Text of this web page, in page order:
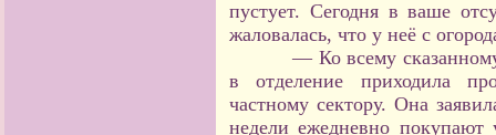
пустует. Сегодня в ваше
жаловалась, что у неё с
— Ко всему
в отделение приходила
частному сектору. Она
недели ежедневно